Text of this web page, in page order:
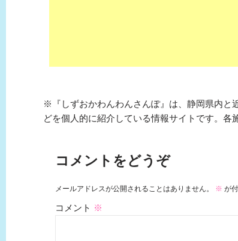
※『しずおかわんわんさんぽ』は、静岡県内と
どを個人的に紹介している情報サイトです。各
コメントをどうぞ
メールアドレスが公開されることはありません。 ※ が
コメント ※